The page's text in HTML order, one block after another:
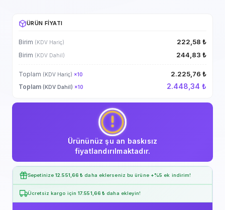
ÜRÜN FIYATI
Birim (KDV Hariç) 222,58 ₺
Birim (KDV Dahil) 244,83 ₺
Toplam (KDV Hariç) ×10 2.225,76 ₺
Toplam (KDV Dahil) ×10 2.448,34 ₺
Ürününüz şu an baskısız
fiyatlandırılmaktadır.
Sepetinize12.551,66 ₺ daha eklerseniz bu ürüne +%5 ek indirim!
Ücretsiz kargo için 17.551,66 ₺ daha ekleyin!